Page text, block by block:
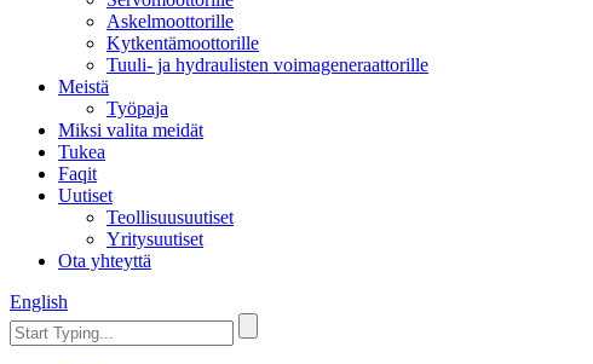
Askelmoottorille
Kytkentämoottorille
Tuuli- ja hydraulisten voimageneraattorille
Meistä
Työpaja
Miksi valita meidät
Tukea
Faqit
Uutiset
Teollisuusuutiset
Yritysuutiset
Ota yhteyttä
English